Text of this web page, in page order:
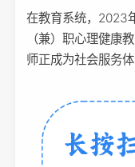
在教育系统，2023
（兼）职心理健康
师正成为社会服务